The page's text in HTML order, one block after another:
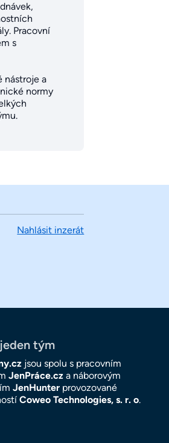
Pracovní
s
nástroje a
normy
Nahlásit inzerát
tým
jsou spolu s pracovním
JenPráce.cz a náborovým
JenHunter provozované
Coweo Technologies, s. r. o.